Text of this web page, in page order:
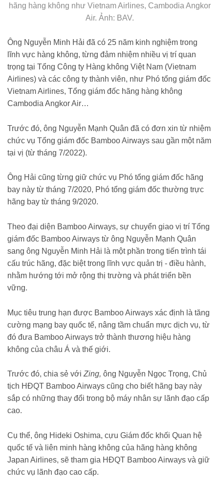
hãng hàng không như Vietnam Airlines, Cambodia Angkor
Air. Ảnh: BAV.
Ông Nguyễn Minh Hải đã có 25 năm kinh nghiệm trong
lĩnh vực hàng không, từng đảm nhiệm nhiều vị trí quan
trọng tại Tổng Công ty Hàng không Việt Nam (Vietnam
Airlines) và các công ty thành viên, như Phó tổng giám đốc
Vietnam Airlines, Tổng giám đốc hãng hàng không
Cambodia Angkor Air…
Trước đó, ông Nguyễn Mạnh Quân đã có đơn xin từ nhiệm
chức vụ Tổng giám đốc Bamboo Airways sau gần một năm
tại vị (từ tháng 7/2022).
Ông Hải cũng từng giữ chức vụ Phó tổng giám đốc hãng
bay này từ tháng 7/2020, Phó tổng giám đốc thường trực
hãng bay từ tháng 9/2020.
Theo đại diện Bamboo Airways, sự chuyển giao vị trí Tổng
giám đốc Bamboo Airways từ ông Nguyễn Mạnh Quân
sang ông Nguyễn Minh Hải là một phần trong tiến trình tái
cấu trúc hãng, đặc biệt trong lĩnh vực quản trị - điều hành,
nhằm hướng tới mở rộng thị trường và phát triển bền
vững.
Mục tiêu trung hạn được Bamboo Airways xác định là tăng
cường mạng bay quốc tế, nâng tầm chuẩn mực dịch vụ, từ
đó đưa Bamboo Airways trở thành thương hiệu hàng
không của châu Á và thế giới.
Trước đó, chia sẻ với Zing, ông Nguyễn Ngọc Trọng, Chủ
tịch HĐQT Bamboo Airways cũng cho biết hãng bay này
sắp có những thay đổi trong bộ máy nhân sự lãnh đạo cấp
cao.
Cụ thể, ông Hideki Oshima, cựu Giám đốc khối Quan hệ
quốc tế và liên minh hàng không của hãng hàng không
Japan Airlines, sẽ tham gia HĐQT Bamboo Airways và giữ
chức vụ lãnh đạo cao cấp.